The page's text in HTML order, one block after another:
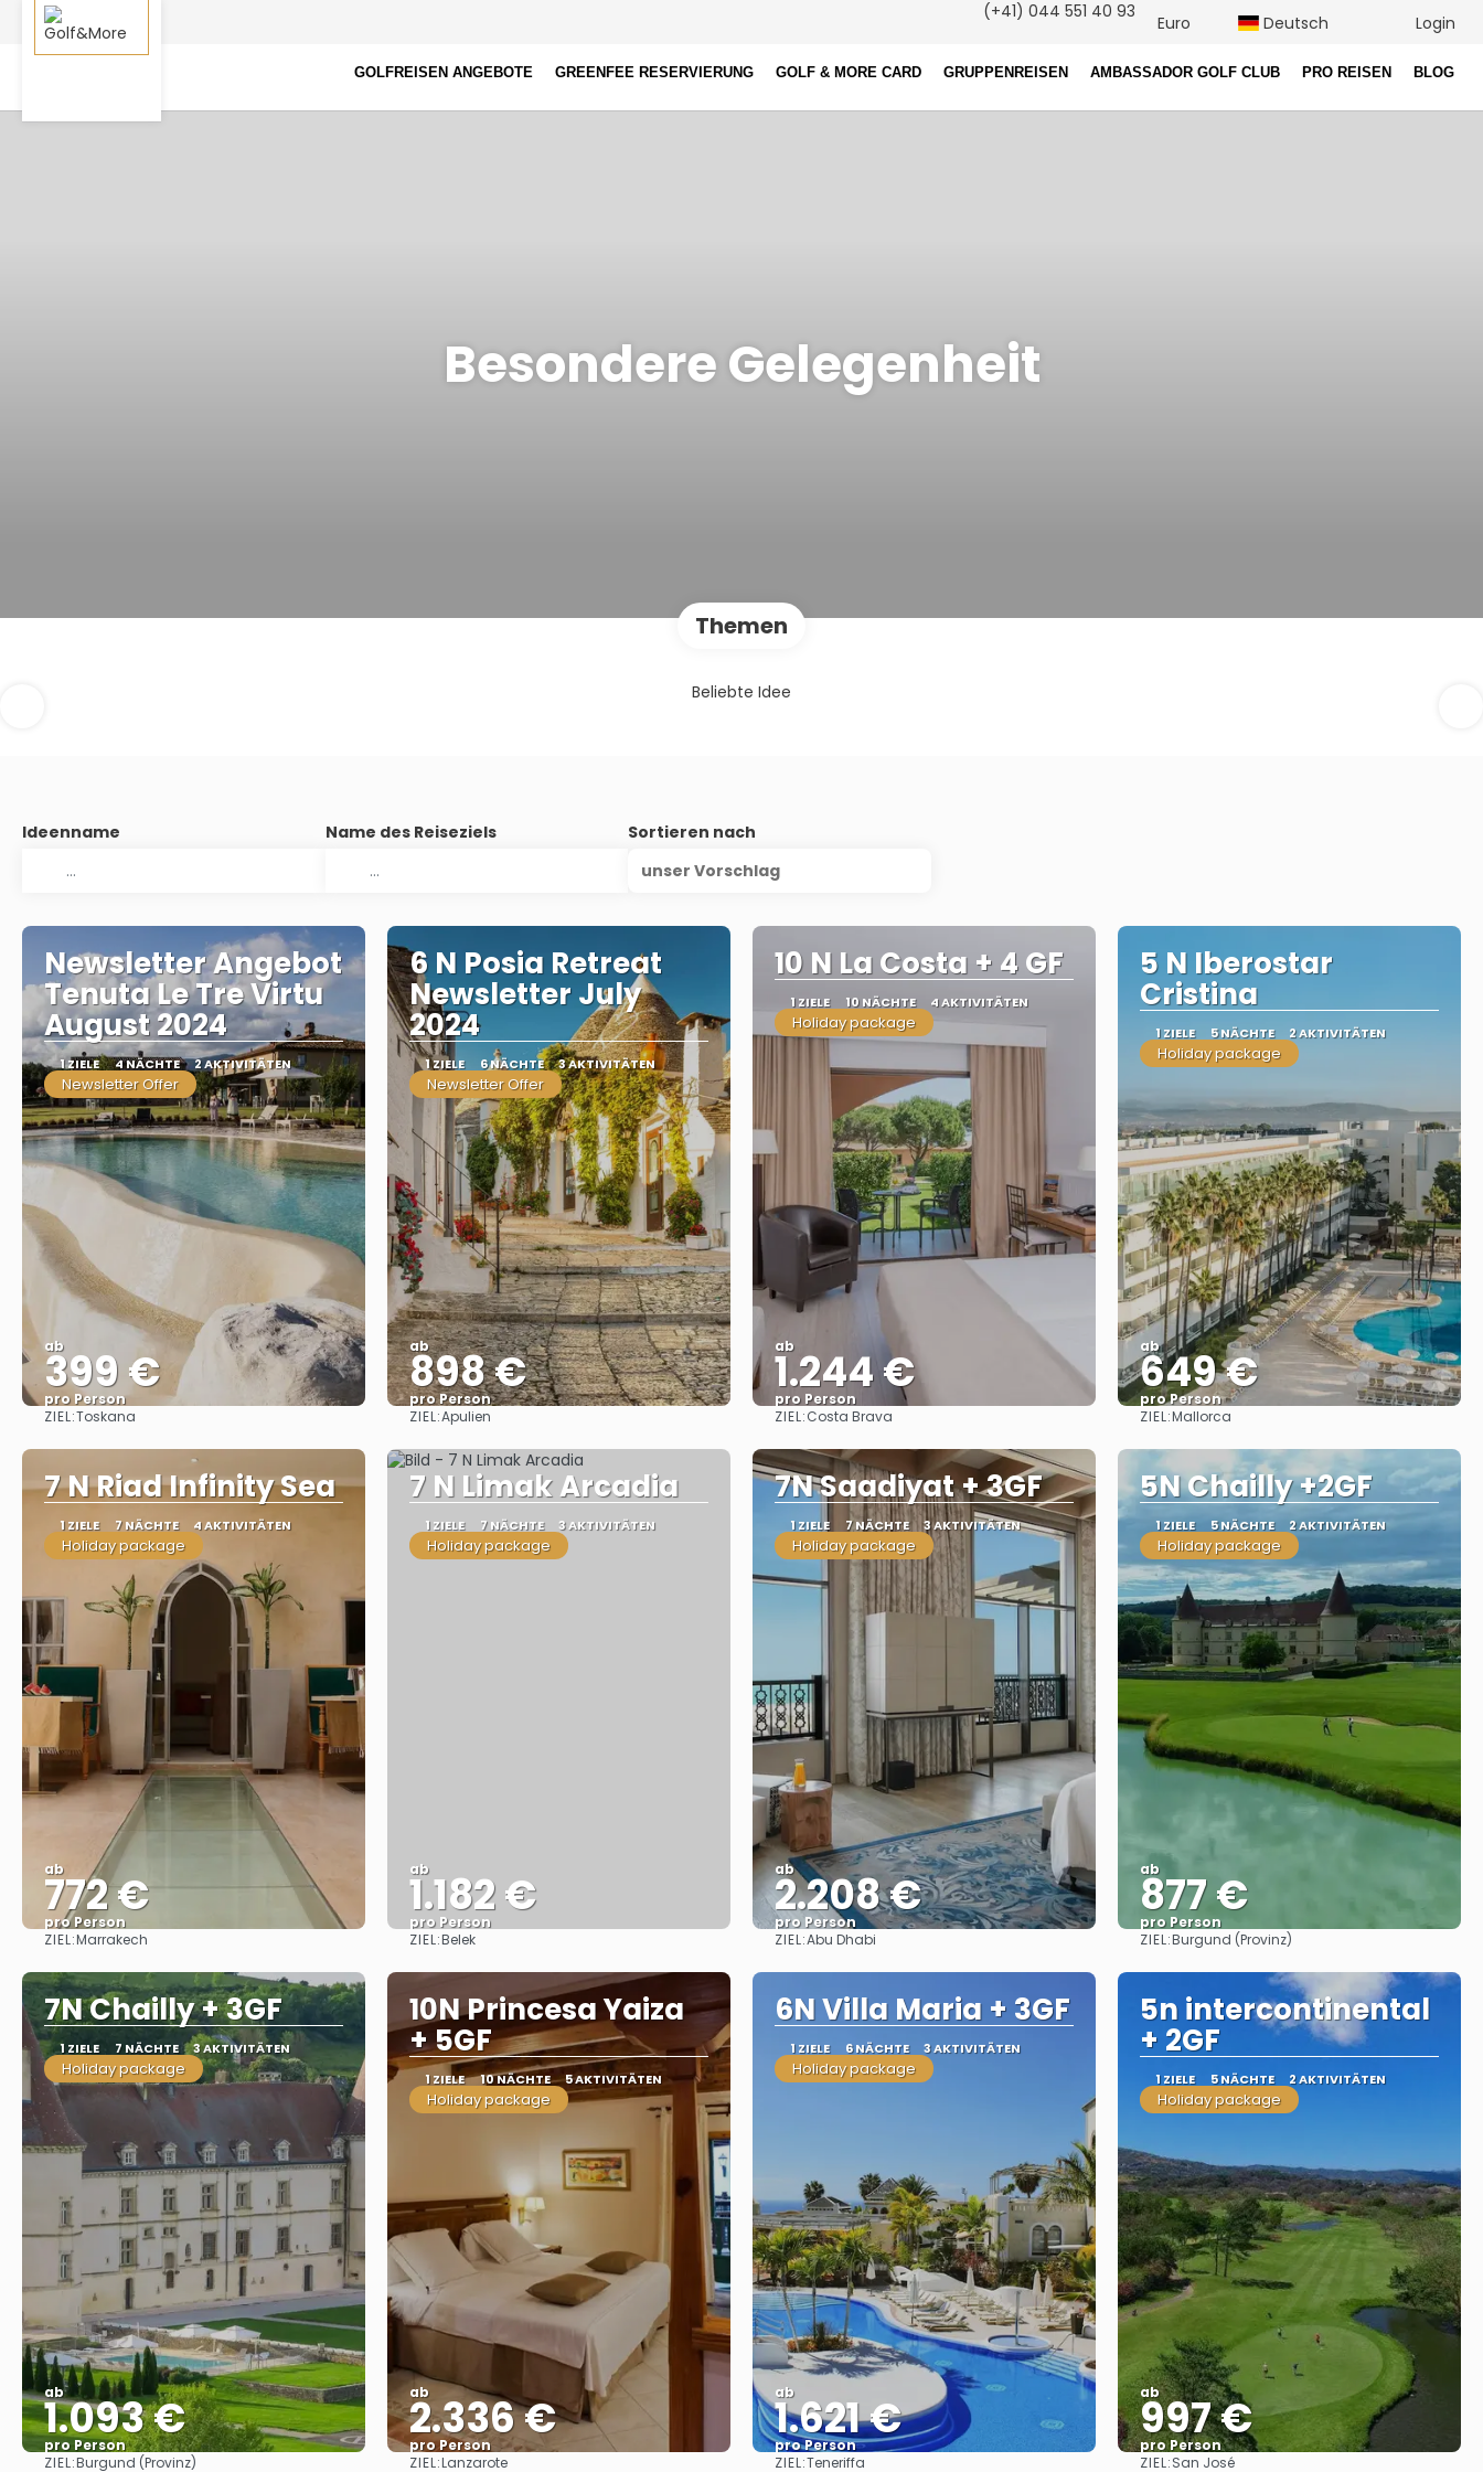
GOLFREISEN ANGEBOTE GREENFEE RESERVIERUNG GOLF & MORE CARD GRUPPENREISEN AMBASSADOR GOLF CLUB PRO REISEN BLOG
(+41) 044 551 40 93
Euro Deutsch Login
Besondere Gelegenheit
Themen
Beliebte Idee
Ideenname Name des Reiseziels
Sortieren nach
unser Vorschlag
Newsletter Angebot
Tenuta Le Tre Virtu
August 2024
1 ZIELE 4 NÄCHTE 2 AKTIVITÄTEN
Newsletter Offer
ab
399 €
pro Person
ZIEL:Toskana
6 N Posia Retreat
Newsletter July
2024
1 ZIELE 6 NÄCHTE 3 AKTIVITÄTEN
Newsletter Offer
ab
898 €
pro Person
ZIEL:Apulien
10 N La Costa + 4 GF
1 ZIELE 10 NÄCHTE 4 AKTIVITÄTEN
Holiday package
ab
1.244 €
pro Person
ZIEL:Costa Brava
5 N Iberostar
Cristina
1 ZIELE 5 NÄCHTE 2 AKTIVITÄTEN
Holiday package
ab
649 €
pro Person
ZIEL:Mallorca
7 N Riad Infinity Sea
1 ZIELE 7 NÄCHTE 4 AKTIVITÄTEN
Holiday package
ab
772 €
pro Person
ZIEL:Marrakech
7 N Limak Arcadia
1 ZIELE 7 NÄCHTE 3 AKTIVITÄTEN
Holiday package
ab
1.182 €
pro Person
ZIEL:Belek
7N Saadiyat + 3GF
1 ZIELE 7 NÄCHTE 3 AKTIVITÄTEN
Holiday package
ab
2.208 €
pro Person
ZIEL:Abu Dhabi
5N Chailly +2GF
1 ZIELE 5 NÄCHTE 2 AKTIVITÄTEN
Holiday package
ab
877 €
pro Person
Sehen
ZIEL:Burgund (Provinz)
7N Chailly + 3GF
1 ZIELE 7 NÄCHTE 3 AKTIVITÄTEN
Holiday package
ab
1.093 €
pro Person
ZIEL:Burgund (Provinz)
10N Princesa Yaiza
+ 5GF
1 ZIELE 10 NÄCHTE 5 AKTIVITÄTEN
Holiday package
ab
2.336 €
pro Person
ZIEL:Lanzarote
6N Villa Maria + 3GF
1 ZIELE 6 NÄCHTE 3 AKTIVITÄTEN
Holiday package
ab
1.621 €
pro Person
ZIEL:Teneriffa
5n intercontinental
+ 2GF
1 ZIELE 5 NÄCHTE 2 AKTIVITÄTEN
Holiday package
ab
997 €
pro Person
ZIEL:San José